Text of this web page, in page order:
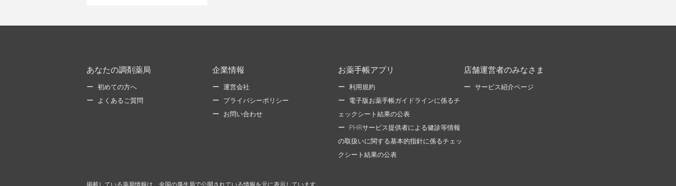
あなたの調剤薬局
初めての方へ
よくあるご質問
企業情報
運営会社
プライバシーポリシー
お問い合わせ
お薬手帳アプリ
利用規約
電子版お薬手帳ガイドラインに係るチ
ェックシート結果の公表
PHRサービス提供者による健診等情報
の取扱いに関する基本的指針に係るチェッ
クシート結果の公表
店舗運営者のみなさま
サービス紹介ページ
掲載している薬局情報は、全国の厚生局で公開されている情報を元に表示しています。